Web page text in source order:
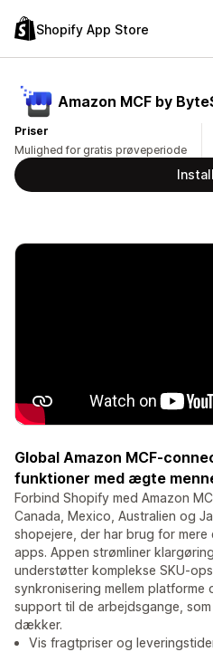
Shopify App Store
Amazon MCF by
Priser
Mulighed for gratis prøveperiode
Global Amazon MCF-
funktioner med ægte
Forbind Shopify med Amazon
Canada, Mexico, Australien og
shopejere, der har brug for
apps. Appen strømliner
understøtter komplekse SKU-
synkronisering mellem
support til de arbejdsgange,
dækker.
Vis fragtpriser og